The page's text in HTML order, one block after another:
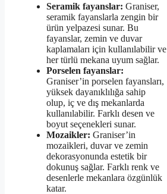
Seramik fayanslar: Graniser,
seramik fayanslarla zengin bir
ürün yelpazesi sunar. Bu
fayanslar, zemin ve duvar
kaplamaları için kullanılabilir ve
her türlü mekana uyum sağlar.
Porselen fayanslar:
Graniser’in porselen fayansları,
yüksek dayanıklılığa sahip
olup, iç ve dış mekanlarda
kullanılabilir. Farklı desen ve
boyut seçenekleri sunar.
Mozaikler: Graniser’in
mozaikleri, duvar ve zemin
dekorasyonunda estetik bir
dokunuş sağlar. Farklı renk ve
desenlerle mekanlara özgünlük
katar.